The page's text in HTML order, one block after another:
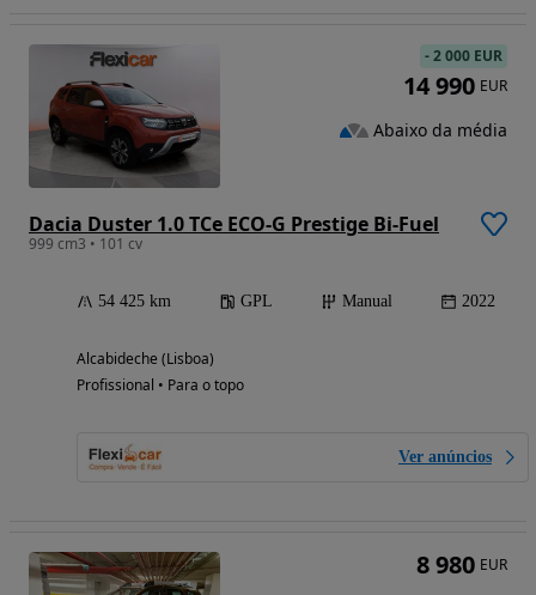
Dacia Duster 1.0 TCe ECO-G Prestige Bi-Fuel
999 cm3 • 101 cv
54 425 km GPL Manual 2022
Alcabideche (Lisboa)
Profissional • Para o topo
Ver anúncios
-2 000 EUR
14 990 EUR
Abaixo da média
8 980 EUR